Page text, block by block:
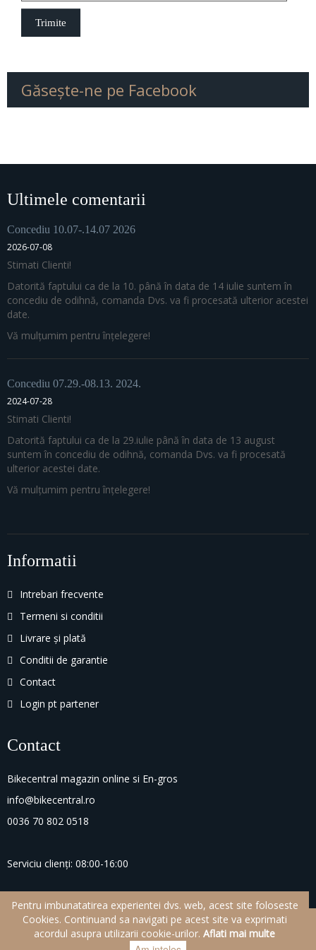
Găseşte-ne pe Facebook
Ultimele comentarii
Concediu 10.07-.14.07 2026
2026-07-08
Stimati Clienti!
Datorită faptului ca de la 10. până în data de 14 iulie suntem în
concediu de odihnă, comanda Dvs. va fi procesată ulterior acestei
date.
Vă mulțumim pentru înțelegere!
Concediu 07.29.-08.13. 2024.
2024-07-28
Stimati Clienti!
Datorită faptului ca de la 29.iulie până în data de 13 august
suntem în concediu de odihnă, comanda Dvs. va fi procesată
ulterior acestei date.
Vă mulțumim pentru înțelegere!
Informatii
Intrebari frecvente
Termeni si conditii
Livrare și plată
Conditii de garantie
Contact
Login pt partener
Contact
Bikecentral magazin online si En-gros
info@bikecentral.ro
0036 70 802 0518
Serviciu clienți: 08:00-16:00
© 2021.BikeCentral
Dezvoltat:Totel
Pentru imbunatatirea experientei dvs. web, acest site foloseste
Cookies. Continuand sa navigati pe acest site va exprimati
acordul asupra utilizarii cookie-urilor. Aflati mai multe